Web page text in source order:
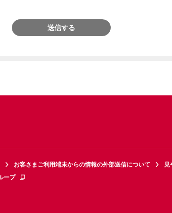
送信する
お客さまご利用端末からの情報の外部送信について
見
ープ